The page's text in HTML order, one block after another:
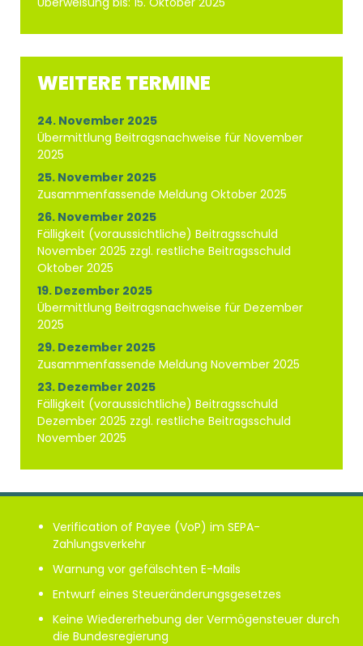
WEITERE TERMINE
24. November 2025
Übermittlung Beitragsnachweise für November
2025
25. November 2025
Zusammenfassende Meldung Oktober 2025
26. November 2025
Fälligkeit (voraussichtliche) Beitragsschuld
November 2025 zzgl. restliche Beitragsschuld
Oktober 2025
19. Dezember 2025
Übermittlung Beitragsnachweise für Dezember
2025
29. Dezember 2025
Zusammenfassende Meldung November 2025
23. Dezember 2025
Fälligkeit (voraussichtliche) Beitragsschuld
Dezember 2025 zzgl. restliche Beitragsschuld
November 2025
Verification of Payee (VoP) im SEPA-
Zahlungsverkehr
Warnung vor gefälschten E-Mails
Entwurf eines Steueränderungsgesetzes
Keine Wiedererhebung der Vermögensteuer durch
die Bundesregierung